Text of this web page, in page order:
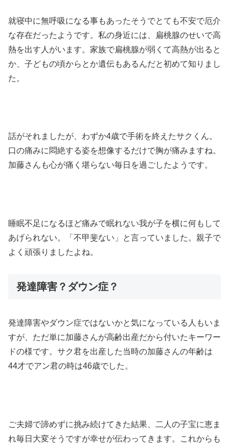
就寝中に無呼吸になる事もあったそうでとても不安で厄介
な存在だったようです。私の身近には、扁桃腺のせいで高
熱を出す人がいます。家族で扁桃腺が弱くて高熱が出ると
か、子どもの頃からとか遺伝もあるんだと初めて知りまし
た。
話がそれましたが、わずか4歳で手術を終えたサクくん。
口の痛みに悶絶する姿を想像するだけで胸が痛みますね。
加藤さんも心が痛く堪らない毎日を過ごしたようです。
睡眠不足になるほど痛みで眠れない我が子を横に何もして
あげられない。「不甲斐ない」と言っていました。親子で
よく頑張りましたよね。
発達障害？ダウン症？
発達障害やダウン症ではないかと気になっている人もいま
すが、ただ単に加藤さんが高齢出産だから付いたキーワー
ドの様です。サク君を出産した当時の加藤さんの年齢は
44才でアン君の時は46歳でした。
ご夫婦で諦めずに挑み続けてきた結果、二人の子宝に恵ま
れ毎日大変そうですが幸せが伝わってきます。これからも